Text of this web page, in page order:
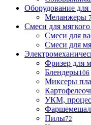
Оборудование для
Меланжеры 7
Смеси для
Смеси для
Смеси для
Фризер для
Блендеры106
Миксеры
УКМ,
Пилы72